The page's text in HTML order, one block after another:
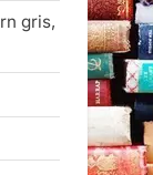
gris,